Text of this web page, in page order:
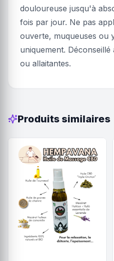
douloureuse jusqu'à
fois par jour. Ne pas
ouverte, muqueuses ou
uniquement.
ou allaitantes.
Produits similaires